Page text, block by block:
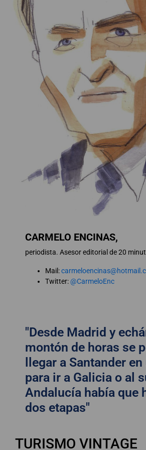
CARMELO ENCINAS,
periodista. Asesor editorial de 20
Mail:
Twitter:@CarmeloEnc
"Desde Madrid y
montón de horas se
llegar a Santander
para ir a Galicia o al
Andalucía había que
dos etapas"
TURISMO VINTAGE